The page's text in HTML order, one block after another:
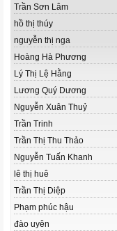
Trần Sơn Lâm
hồ thị thúy
nguyễn thị nga
Hoàng Hà Phương
Lý Thị Lệ Hằng
Lương Quý Dương
Nguyễn Xuân Thuỷ
Trần Trinh
Trần Thị Thu Thảo
Nguyễn Tuấn Khanh
lê thị huê
Trần Thị Diệp
Phạm phúc hậu
đào uyên